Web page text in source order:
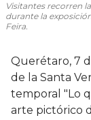
Visitantes recorren
durante la
Feira.
Querétaro, 7
de la Santa
temporal "Lo
arte pictórico